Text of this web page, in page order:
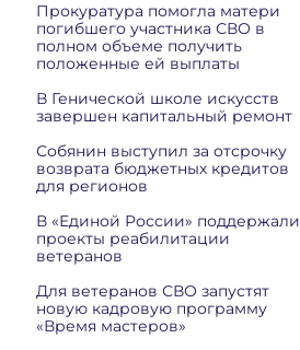
Прокуратура помогла матери
погибшего участника СВО в
полном объеме получить
положенные ей выплаты
В Генической школе искусств
завершен капитальный ремонт
Собянин выступил за отсрочку
возврата бюджетных кредитов
для регионов
В «Единой России» поддержали
проекты реабилитации
ветеранов
Для ветеранов СВО запустят
новую кадровую программу
«Время мастеров»